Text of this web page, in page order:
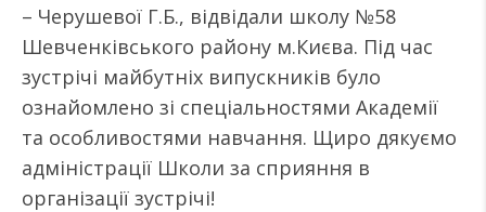
– Черушевої Г.Б., відвідали школу №58
Шевченківського району м.Києва. Під час
зустрічі майбутніх випускників було
ознайомлено зі спеціальностями Академії
та особливостями навчання. Щиро дякуємо
адміністрації Школи за сприяння в
організації зустрічі!